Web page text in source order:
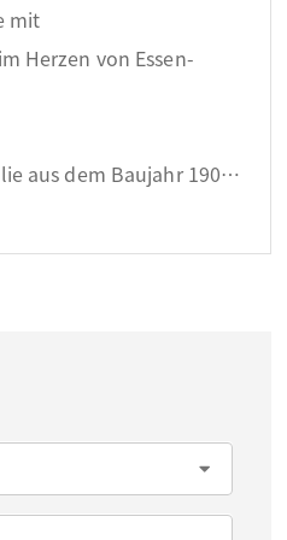
mit
Herzen von Essen-
aus dem Baujahr 1900
eine gefragte Lage
– eine
Wegen des
einer dauerhaft